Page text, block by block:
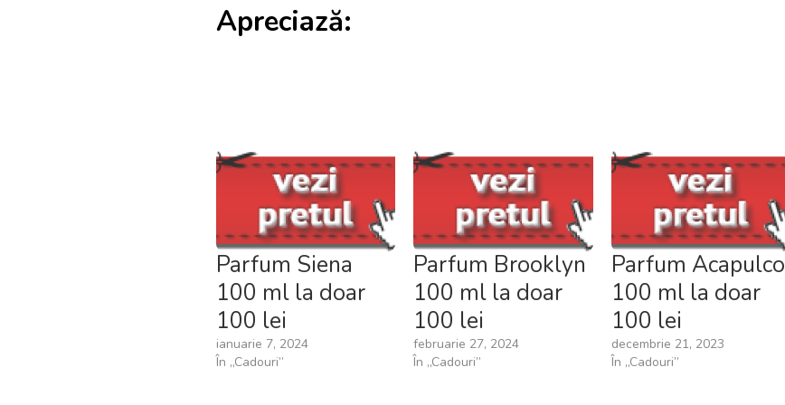
Apreciază:
Parfum Siena
100 ml la doar
100 lei
ianuarie 7, 2024
În „Cadouri”
Parfum Brooklyn
100 ml la doar
100 lei
februarie 27, 2024
În „Cadouri”
Parfum Acapulco
100 ml la doar
100 lei
decembrie 21, 2023
În „Cadouri”